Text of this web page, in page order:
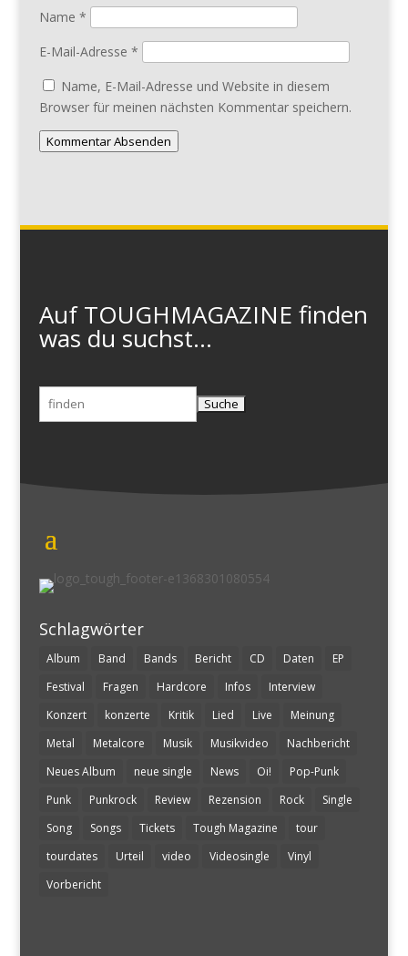
Name *
E-Mail-Adresse *
Name, E-Mail-Adresse und Website in diesem
Browser für meinen nächsten Kommentar speichern.
Kommentar Absenden
Auf TOUGHMAGAZINE finden
was du suchst...
Suchen
Schlagwörter
Album Band Bands Bericht CD Daten
EP
Festival
Fragen Hardcore Infos
Interview
Konzert
konzerte Kritik Lied Live
Meinung
Metal
Metalcore Musik Musikvideo
Nachbericht
Neues Album
neue single News Oi!
Pop-Punk
Punk
Punkrock Review Rezension Rock
Single
Song
Songs Tickets Tough Magazine
tour
tourdates
Urteil video Videosingle
Vinyl
Vorbericht